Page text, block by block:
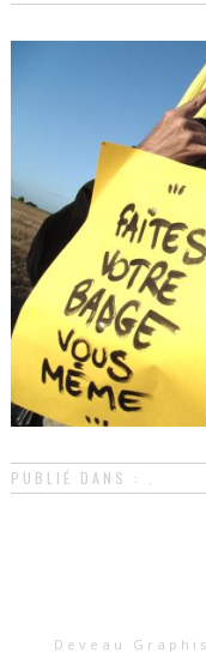
PUBLIÉ DANS : .
Deveau